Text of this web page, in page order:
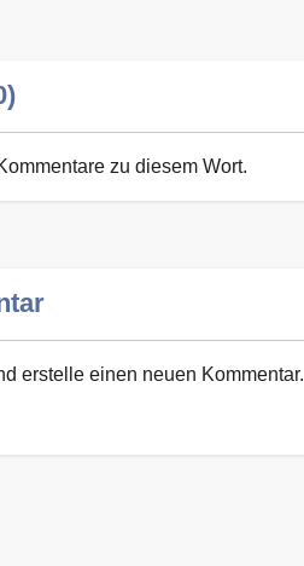
zu diesem Wort.
erstelle einen neuen Kommentar.